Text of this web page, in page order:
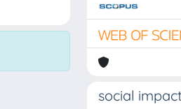
social impact